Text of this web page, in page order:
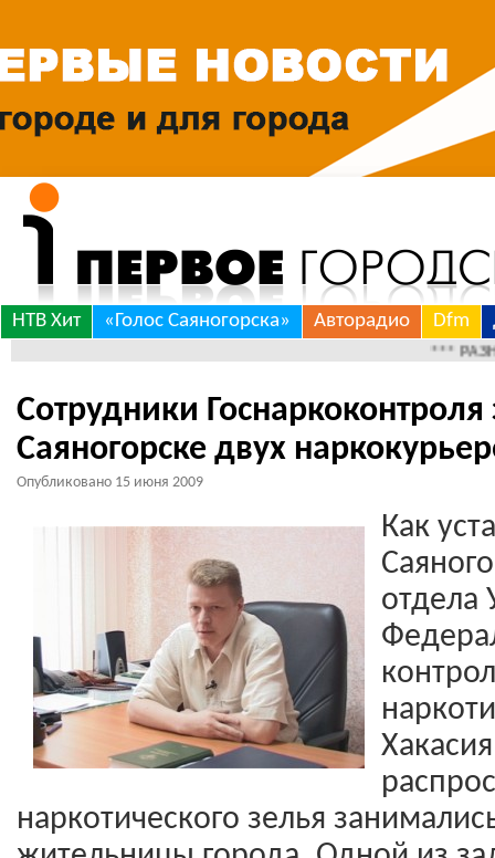
Skip
НТВ Хит «Голос Саяногорска» Авторадио Dfm
*** РАЗНОЕ ***
Сотрудники
Саяногорске двух
Опубликовано 15 июня 2009
Как
отдела
наркотического зелья